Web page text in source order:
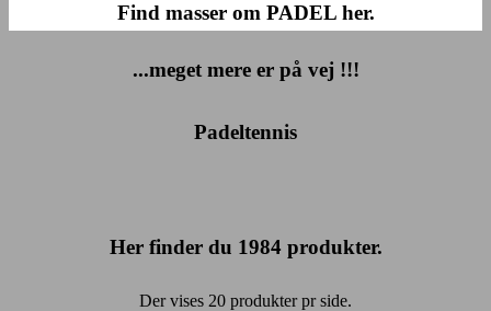
Find masser om PADEL her.
...meget mere er på vej !!!
Padeltennis
Her finder du 1984produkter.
Der vises 20 produkter pr side.